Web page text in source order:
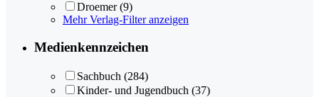
Droemer (9)
Mehr Verlag-Filter anzeigen
Medienkennzeichen
Sachbuch (284)
Kinder- und Jugendbuch (37)